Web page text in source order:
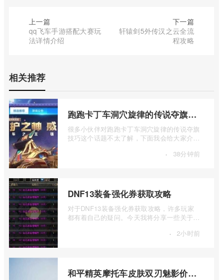
上一篇
qq飞车手游搭配大赛玩
法详情介绍
下一篇
轩辕剑5外传汉之云全流
程攻略
相关推荐
跑跑卡丁车洞穴旋律的传说夺旗技巧
很多小伙伴对跑跑卡丁车洞穴旋律的传说夺旗
技巧这个话题不太了解，下面我会给大家介绍
· 38分钟前
DNF13装备强化券获取攻略
对于DNF13装备强化券获取攻略，许多玩家
都有着自己的疑问。今天我将分享一些关于
· 2小时前
和平精英摩托车皮肤双刃魅影价格解析